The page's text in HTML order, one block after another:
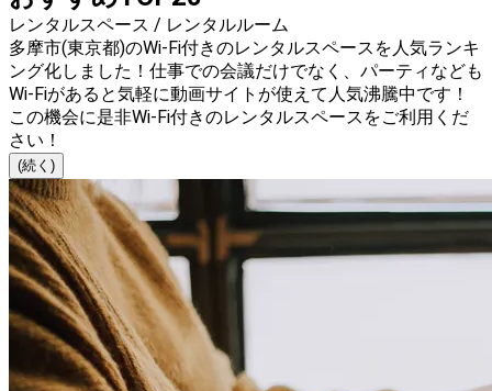
レンタルスペース / レンタルルーム
多摩市(東京都)のWi-Fi付きのレンタルスペースを人気ランキ
ング化しました！仕事での会議だけでなく、パーティなども
Wi-Fiがあると気軽に動画サイトが使えて人気沸騰中です！
この機会に是非Wi-Fi付きのレンタルスペースをご利用くだ
さい！
(続く)